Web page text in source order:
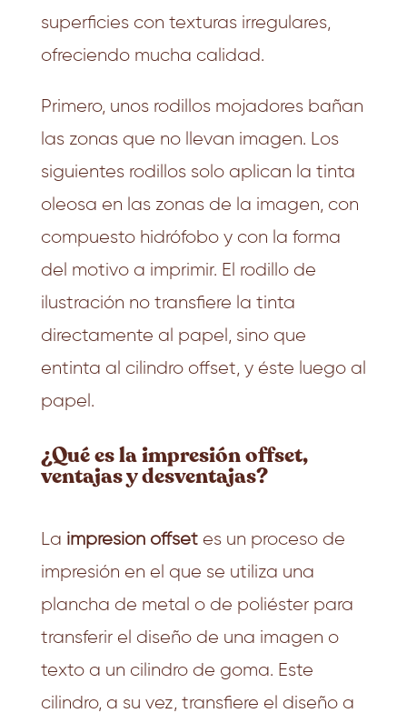
superficies con texturas irregulares,
ofreciendo mucha calidad.
Primero, unos rodillos mojadores bañan
las zonas que no llevan imagen. Los
siguientes rodillos solo aplican la tinta
oleosa en las zonas de la imagen, con
compuesto hidrófobo y con la forma
del motivo a imprimir. El rodillo de
ilustración no transfiere la tinta
directamente al papel, sino que
entinta al cilindro offset, y éste luego al
papel.
¿Qué es laimpresión offset,
ventajas y desventajas?
La impresión offsetes un proceso de
impresión en el que se utiliza una
plancha de metal o de poliéster para
transferir el diseño de una imagen o
texto a un cilindro de goma. Este
cilindro, a su vez, transfiere el diseño a